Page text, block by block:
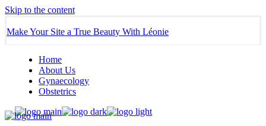
Skip to the content
Make Your Site a True Beauty With Léonie
Home
About Us
Gynaecology
Obstetrics